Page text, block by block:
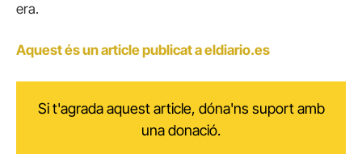
era.
Aquest és un article publicat a eldiario.es
Si t'agrada aquest article, dóna'ns suport amb
una donació.